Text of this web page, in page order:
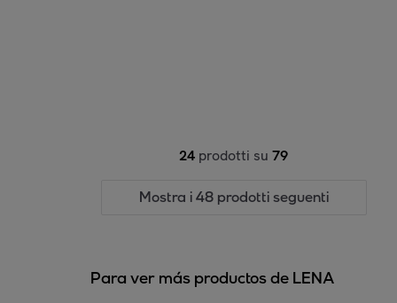
24 prodotti su 79
Mostra i 48 prodotti seguenti
Para ver más productos de LENA